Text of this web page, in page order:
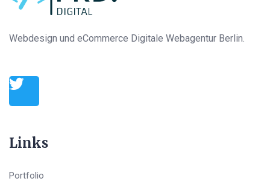
Webdesign und eCommerce Digitale Webagentur Berlin.
Links
Portfolio